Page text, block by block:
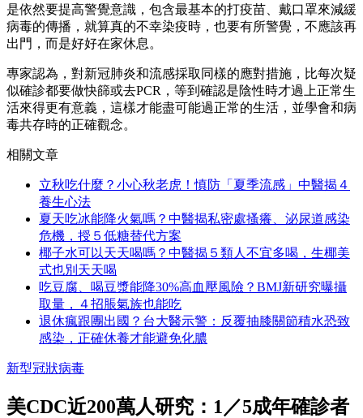
是依然要提高警覺意識，包含最基本的打疫苗、戴口罩來減緩
病毒的傳播，就算真的不幸染疫時，也要有所警覺，不應該再
出門，而是好好在家休息。
專家認為，對新冠肺炎和流感採取同樣的應對措施，比每次疑
似確診都要做快篩或去PCR，等到確認是陰性時才過上正常生
活來得更有意義，這樣才能盡可能過正常的生活，並學會和病
毒共存時的正確觀念。
相關文章
立秋吃什麼？小心秋老虎！慎防「夏季流感」中醫揭４
養生心法
夏天吃冰能降火氣嗎？中醫揭私密處搔癢、泌尿道感染
危機，授５低糖替代方案
椰子水可以天天喝嗎？中醫揭５類人不宜多喝，生椰美
式也別天天喝
吃豆腐、喝豆漿能降30%高血壓風險？BMJ新研究曝攝
取量，４招脹氣族也能吃
退休瘋跟團出國？台大醫示警：反覆抽膝關節積水恐致
感染，正確休養才能避免化膿
新型冠狀病毒
美CDC近200萬人研究：1／5成年確診者